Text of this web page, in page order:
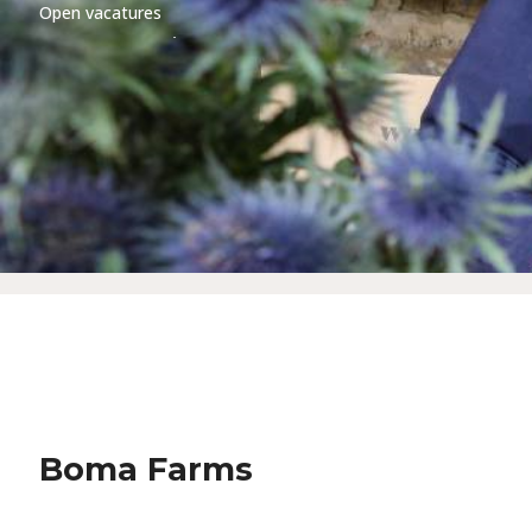
Open vacatures
Boma Farms